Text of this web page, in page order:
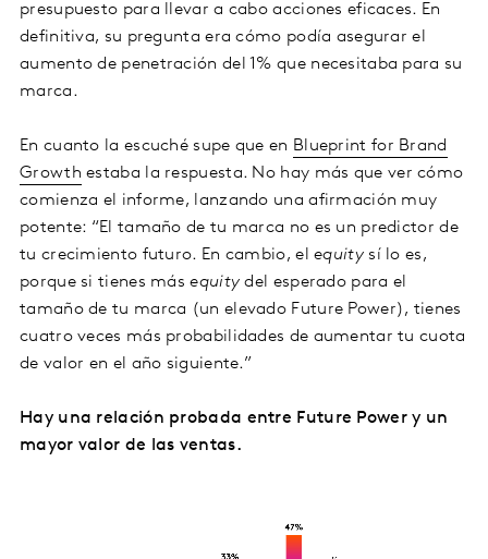
presupuesto para llevar a cabo acciones eficaces. En
definitiva, su pregunta era cómo podía asegurar el
aumento de penetración del 1% que necesitaba para su
marca.
En cuanto la escuché supe que en Blueprint for Brand
Growth estaba la respuesta. No hay más que ver cómo
comienza el informe, lanzando una afirmación muy
potente: “El tamaño de tu marca no es un predictor de
tu crecimiento futuro. En cambio, elequitysí lo es,
porque si tienes másequity del esperado para el
tamaño de tu marca (un elevado Future Power), tienes
cuatro veces más probabilidades de aumentar tu cuota
de valor en el año siguiente.”
Hay una relación probada entre Future Power y un
mayor valor de las ventas.